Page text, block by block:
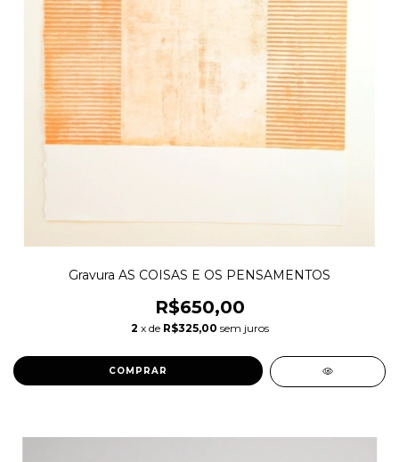
Gravura AS COISAS E OS PENSAMENTOS
R$650,00
2 x de R$325,00 sem juros